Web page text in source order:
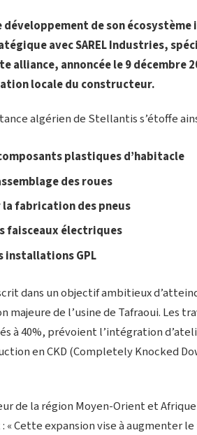
de son
avec SAREL Industries,
alliance, annoncée le 9 décembre
locale du constructeur.
algérien de Stellantis s’étoffe
plastiques d’habitacle
des roues
la fabrication des pneus
faisceaux électriques
installations GPL
dans un objectif ambitieux
majeure de l’usine de Tafraoui. Les
à 40%, prévoient l’intégration
en CKD (Completely Knocked
de la région Moyen-Orient et
« Cette expansion vise à augmenter